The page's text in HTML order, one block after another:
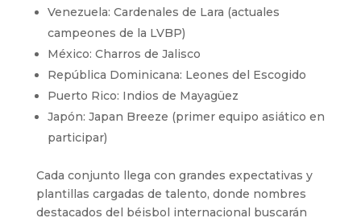
Venezuela: Cardenales de Lara (actuales
campeones de la LVBP)
México: Charros de Jalisco
República Dominicana: Leones del Escogido
Puerto Rico: Indios de Mayagüez
Japón: Japan Breeze (primer equipo asiático en
participar)
Cada conjunto llega con grandes expectativas y
plantillas cargadas de talento, donde nombres
destacados del béisbol internacional buscarán